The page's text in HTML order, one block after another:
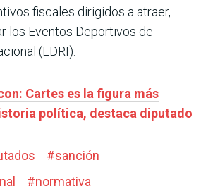
fiscales dirigidos a atraer,
los Eventos Deportivos de
(EDRI).
Cartes es la figura más
política, destaca diputado
#sanción
#normativa